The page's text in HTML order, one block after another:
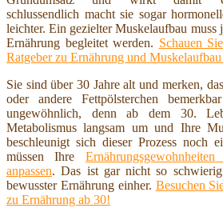
schlussendlich macht sie sogar
leichter. Ein gezielter Muskelaufbau muss
Ernährung begleitet werden. Schauen
Ratgeber zu Ernährung und
Sie sind über 30 Jahre alt und merken,
oder andere Fettpölsterchen
ungewöhnlich, denn ab dem 30.
Metabolismus langsam um und Ihre
beschleunigt sich dieser Prozess noch
müssen Ihre
anpassen. Das ist gar nicht so
bewusster Ernährung einher. Besuchen
zu Ernährung ab 30!